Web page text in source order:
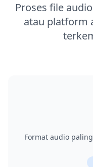
Proses file
atau platform
Format audio